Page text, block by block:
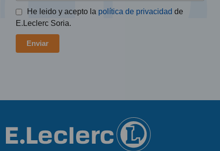
He leido y acepto la política de privacidad de
E.Leclerc Soria.